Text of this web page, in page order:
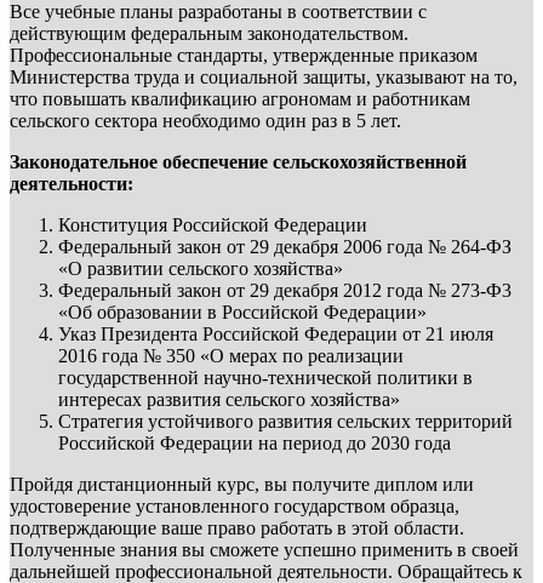
Все учебные планы разработаны в соответствии с
действующим федеральным законодательством.
Профессиональные стандарты, утвержденные приказом
Министерства труда и социальной защиты, указывают на то,
что повышать квалификацию агрономам и работникам
сельского сектора необходимо один раз в 5 лет.
Законодательное обеспечение сельскохозяйственной
деятельности:
Конституция Российской Федерации
Федеральный закон от 29 декабря 2006 года № 264-ФЗ
«О развитии сельского хозяйства»
Федеральный закон от 29 декабря 2012 года № 273-Ф3
«Об образовании в Российской Федерации»
Указ Президента Российской Федерации от 21 июля
2016 года № 350 «О мерах по реализации
государственной научно-технической политики в
интересах развития сельского хозяйства»
Стратегия устойчивого развития сельских территорий
Российской Федерации на период до 2030 года
Пройдя дистанционный курс, вы получите диплом или
удостоверение установленного государством образца,
подтверждающие ваше право работать в этой области.
Полученные знания вы сможете успешно применить в своей
дальнейшей профессиональной деятельности. Обращайтесь к